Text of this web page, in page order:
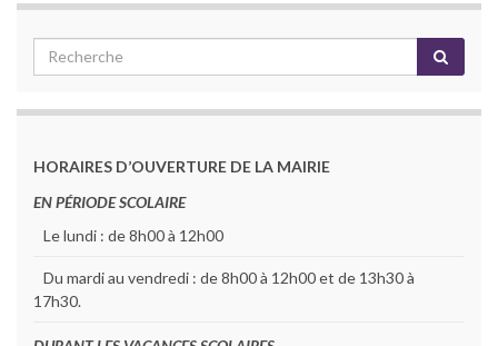
HORAIRES D’OUVERTURE DE LA MAIRIE
EN PÉRIODE SCOLAIRE
Le lundi : de 8h00 à 12h00
Du mardi au vendredi : de 8h00 à 12h00 et de 13h30 à
17h30.